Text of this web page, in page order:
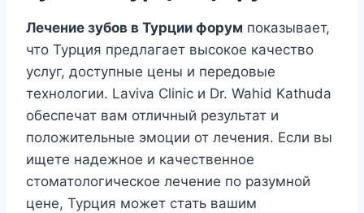
Лечение зубов в Турции форум показывает,
что Турция предлагает высокое качество
услуг, доступные цены и передовые
технологии. Laviva Clinic и Dr. Wahid Kathuda
обеспечат вам отличный результат и
положительные эмоции от лечения. Если вы
ищете надежное и качественное
стоматологическое лечение по разумной
цене, Турция может стать вашим